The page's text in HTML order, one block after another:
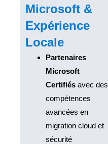
Microsoft &
Expérience
Locale
Partenaires
Microsoft
Certifiés avec des
compétences
avancées en
migration cloud et
sécurité